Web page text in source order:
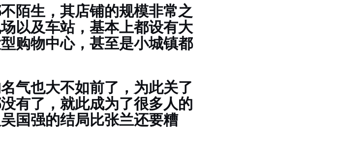
陌生，其店铺的规模非常之
以及车站，基本上都设有大
购物中心，甚至是小城镇都
气也大不如前了，为此关了
有了，就此成为了很多人的
国强的结局比张兰还要糟